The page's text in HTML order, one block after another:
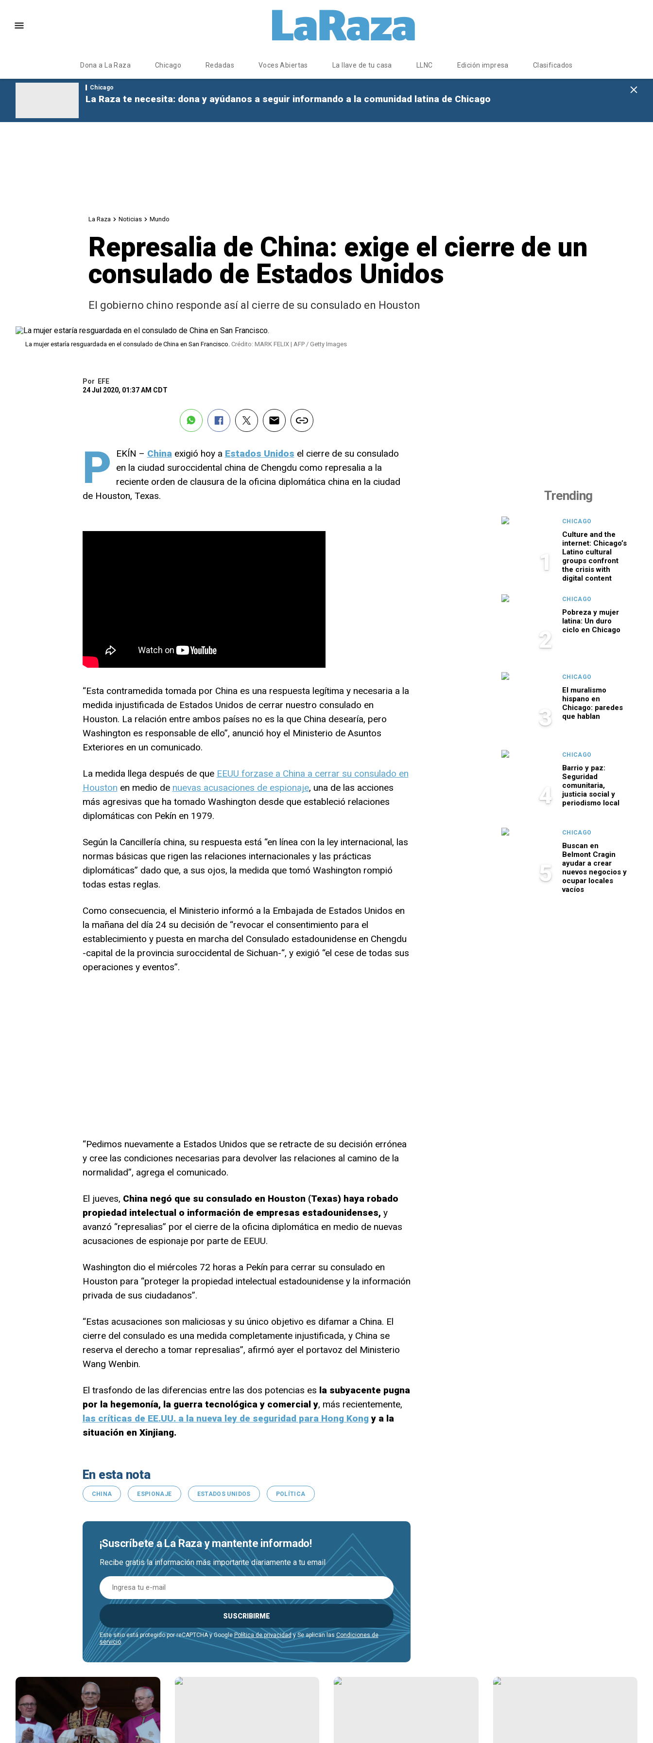
Dona a La Raza Chicago Redadas Voces Abiertas La llave de tu casa LLNC Edición impresa Clasificados
Chicago
La Raza te necesita: dona y ayúdanos a seguir informando a la comunidad latina de Chicago
La Raza Noticias Mundo
Represalia de China: exige el cierre de un
consulado de Estados Unidos
El gobierno chino responde así al cierre de su consulado en Houston
La mujer estaría resguardada en el consulado de China en San Francisco. Crédito: MARK FELIX | AFP / Getty Images
Por
EFE
24 Jul 2020, 01:37 AM CDT
P EKÍN – Chinaexigió hoy a Estados Unidos el cierre de su consulado
en la ciudad suroccidental china de Chengdu como represalia a la
reciente orden de clausura de la oficina diplomática china en la ciudad
de Houston, Texas.
“Esta contramedida tomada por China es una respuesta legítima y necesaria a la
medida injustificada de Estados Unidos de cerrar nuestro consulado en
Houston. La relación entre ambos países no es la que China desearía, pero
Washington es responsable de ello”, anunció hoy el Ministerio de Asuntos
Exteriores en un comunicado.
La medida llega después de que EEUU forzase a China a cerrar su consulado en
Houston en medio de nuevas acusaciones de espionaje, una de las acciones
más agresivas que ha tomado Washington desde que estableció relaciones
diplomáticas con Pekín en 1979.
Según la Cancillería china, su respuesta está “en línea con la ley internacional, las
normas básicas que rigen las relaciones internacionales y las prácticas
diplomáticas” dado que, a sus ojos, la medida que tomó Washington rompió
todas estas reglas.
Como consecuencia, el Ministerio informó a la Embajada de Estados Unidos en
la mañana del día 24 su decisión de “revocar el consentimiento para el
establecimiento y puesta en marcha del Consulado estadounidense en Chengdu
-capital de la provincia suroccidental de Sichuan-“, y exigió “el cese de todas sus
operaciones y eventos”.
“Pedimos nuevamente a Estados Unidos que se retracte de su decisión errónea
y cree las condiciones necesarias para devolver las relaciones al camino de la
normalidad”, agrega el comunicado.
El jueves, China negó que su consulado en Houston (Texas) haya robado
propiedad intelectual o información de empresas estadounidenses, y
avanzó “represalias” por el cierre de la oficina diplomática en medio de nuevas
acusaciones de espionaje por parte de EEUU.
Washington dio el miércoles 72 horas a Pekín para cerrar su consulado en
Houston para “proteger la propiedad intelectual estadounidense y la información
privada de sus ciudadanos”.
“Estas acusaciones son maliciosas y su único objetivo es difamar a China. El
cierre del consulado es una medida completamente injustificada, y China se
reserva el derecho a tomar represalias”, afirmó ayer el portavoz del Ministerio
Wang Wenbin.
El trasfondo de las diferencias entre las dos potencias es la subyacente pugna
por la hegemonía, la guerra tecnológica y comercial y, más recientemente,
las críticas de EE.UU. a la nueva ley de seguridad para Hong Kong y a la
situación en Xinjiang.
En esta nota
CHINA ESPIONAJE ESTADOS UNIDOS POLÍTICA
¡Suscríbete a La Raza y mantente informado!
Recibe gratis la información más importante diariamente a tu email
SUSCRIBIRME
Este sitio está protegido por reCAPTCHA y Google Política de privacidady Se aplican las Condiciones de
servicio.
Trending
1
CHICAGO
Culture and the
internet: Chicago’s
Latino cultural
groups confront
the crisis with
digital content
2
CHICAGO
Pobreza y mujer
latina: Un duro
ciclo en Chicago
3
CHICAGO
El muralismo
hispano en
Chicago: paredes
que hablan
4
CHICAGO
Barrio y paz:
Seguridad
comunitaria,
justicia social y
periodismo local
5
CHICAGO
Buscan en
Belmont Cragin
ayudar a crear
nuevos negocios y
ocupar locales
vacíos